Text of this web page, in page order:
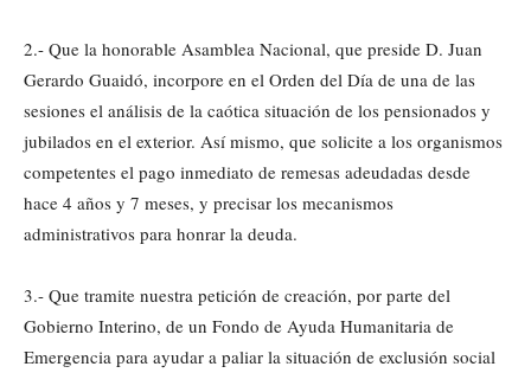
2.- Que la honorable Asamblea Nacional, que preside D. Juan
Gerardo Guaidó, incorpore en el Orden del Día de una de las
sesiones el análisis de la caótica situación de los pensionados y
jubilados en el exterior. Así mismo, que solicite a los organismos
competentes el pago inmediato de remesas adeudadas desde
hace 4 años y 7 meses, y precisar los mecanismos
administrativos para honrar la deuda.
3.- Que tramite nuestra petición de creación, por parte del
Gobierno Interino, de un Fondo de Ayuda Humanitaria de
Emergencia para ayudar a paliar la situación de exclusión social